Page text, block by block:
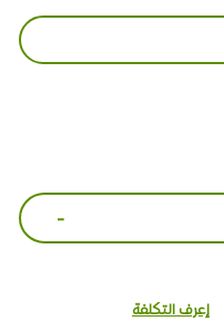
-
إعرف التكلفة